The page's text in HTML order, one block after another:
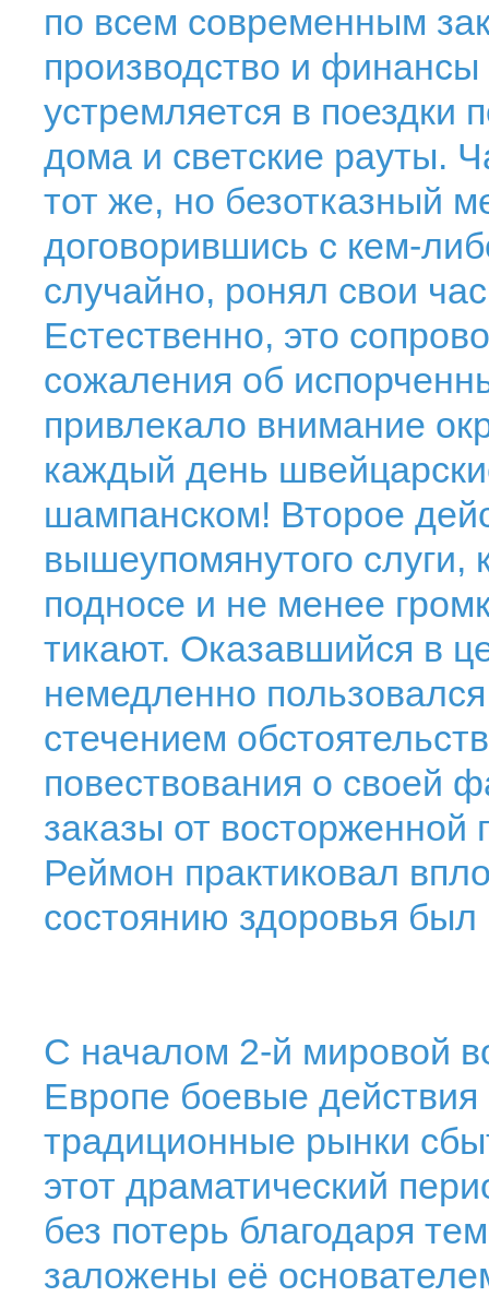
по всем современным
производство и
устремляется в поездки
дома и светские рауты.
тот же, но безотказный
договорившись с кем-
случайно, ронял свои
Естественно, это
сожаления об
привлекало внимание
каждый день
шампанском! Второе
вышеупомянутого
подносе и не менее
тикают. Оказавшийся в
немедленно
стечением
повествования о своей
заказы от
Реймон практиковал
состоянию здоровья
С началом 2-й мировой
Европе боевые
традиционные рынки
этот драматический
без потерь благодаря
заложены её